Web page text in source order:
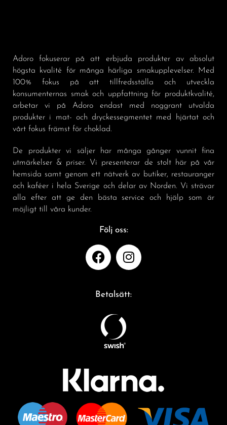
Adoro fokuserar på att erbjuda produkter av absolut
högsta kvalité för många härliga smakupplevelser. Med
100% fokus på att tillfredsställa och utveckla
konsumenternas smak och uppfattning för produktkvalité,
arbetar vi på Adoro endast med noggrant utvalda
produkter i mat- och dryckessegmentet med hjärtat och
vårt fokus främst för choklad.
De produkter vi säljer har många gånger vunnit fina
utmärkelser & priser. Vi presenterar de stolt här på vår
hemsida samt genom ett nätverk av butiker, restauranger
och kaféer i hela Sverige och delar av Norden. Vi strävar
alla efter att ge den bästa service och hjälp som är
möjligt till våra kunder.
Följ oss:
Betalsätt: